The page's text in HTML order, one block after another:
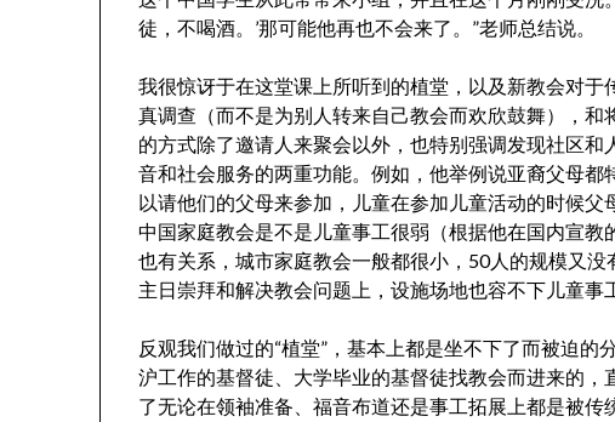
徒，不喝酒。’那可能他再也不会来了。”老师总结说。
我很惊讶于在这堂课上所听到的植堂，以及新教会对
真调查（而不是为别人转来自己教会而欢欣鼓舞），
的方式除了邀请人来聚会以外，也特别强调发现社区
音和社会服务的两重功能。例如，他举例说亚裔父母
以请他们的父母来参加，儿童在参加儿童活动的时候
中国家庭教会是不是儿童事工很弱（根据他在国内宣
也有关系，城市家庭教会一般都很小，50人的规模又
主日崇拜和解决教会问题上，设施场地也容不下儿童事
反观我们做过的“植堂”，基本上都是坐不下了而被迫
沪工作的基督徒、大学毕业的基督徒找教会而进来的，
了无论在领袖准备、福音布道还是事工拓展上都是被传